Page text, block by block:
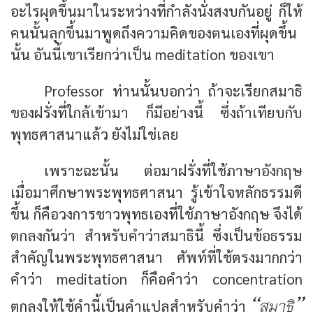
อะไรผุดขึ้นมาในระหว่างที่กำลังนั่งสงบกันอยู่ ก็ให้
คนนั้นลุกขึ้นมาพูดถึงความคิดของตนเองที่ผุดขึ้น
นั้น อันนี้เขาเรียกว่าเป็น meditation ของเขา
Professor ท่านนั้นบอกว่า ถ้าจะเรียกสมาธิ
ของฝรั่งที่ใกล้เข้ามา ก็มีอย่างนี้ ซึ่งถ้าเทียบกับ
พุทธศาสนาแล้ว ยังไม่ใช่เลย
เพราะฉะนั้น ต่อมาฝรั่งที่ใช้ภาษาอังกฤษ
เมื่อมาศึกษาพระพุทธศาสนา รู้เข้าใจหลักธรรมดี
ขึ้น ก็คือวงการชาวพุทธเองที่ใช้ภาษาอังกฤษ จึงได้
ตกลงกันว่า สำหรับคำว่าสมาธินี้ ซึ่งเป็นข้อธรรม
สำคัญในพระพุทธศาสนา ศัพท์ที่ใช้ตรงมากกว่า
คำว่า meditation ก็คือคำว่า concentration
ตกลงให้ใช้คำนี้เป็นคำแปลสำหรับคำว่า “สมาธิ”